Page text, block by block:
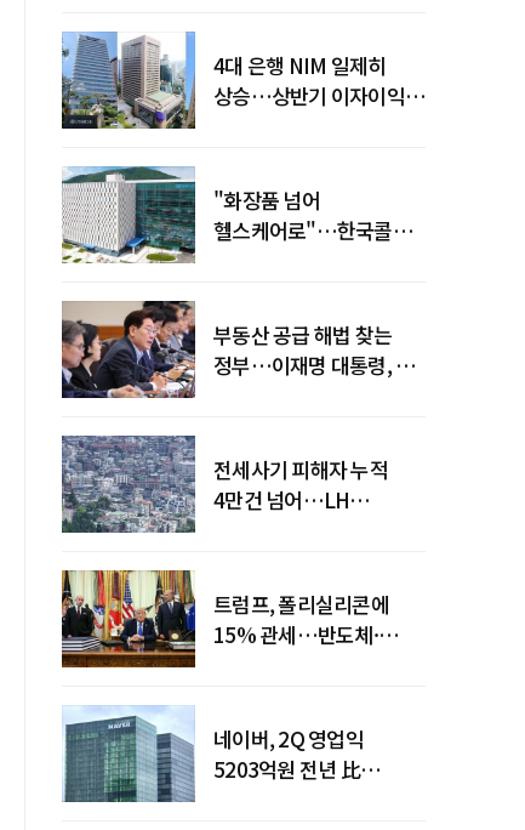
4대 은행 NIM 일제히
상승…상반기 이자이익
"화장품 넘어
헬스케어로"…한국콜마,
부동산 공급 해법 찾는
정부…이재명 대통령, 2차
전세사기 피해자 누적
4만건 넘어…LH
트럼프, 폴리실리콘에
15% 관세…반도체·
네이버, 2Q 영업익
5203억원 전년 比